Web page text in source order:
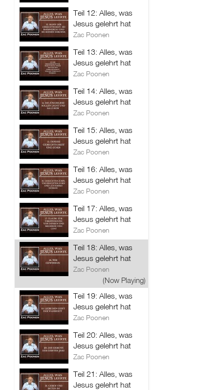
Teil 12: Alles, was
Jesus gelehrt hat
Zac Poonen
Teil 13: Alles, was
Jesus gelehrt hat
Zac Poonen
Teil 14: Alles, was
Jesus gelehrt hat
Zac Poonen
Teil 15: Alles, was
Jesus gelehrt hat
Zac Poonen
Teil 16: Alles, was
Jesus gelehrt hat
Zac Poonen
Teil 17: Alles, was
Jesus gelehrt hat
Zac Poonen
Teil 18: Alles, was
Jesus gelehrt hat
Zac Poonen
(Now Playing)
Teil 19: Alles, was
Jesus gelehrt hat
Zac Poonen
Teil 20: Alles, was
Jesus gelehrt hat
Zac Poonen
Teil 21: Alles, was
Jesus gelehrt hat